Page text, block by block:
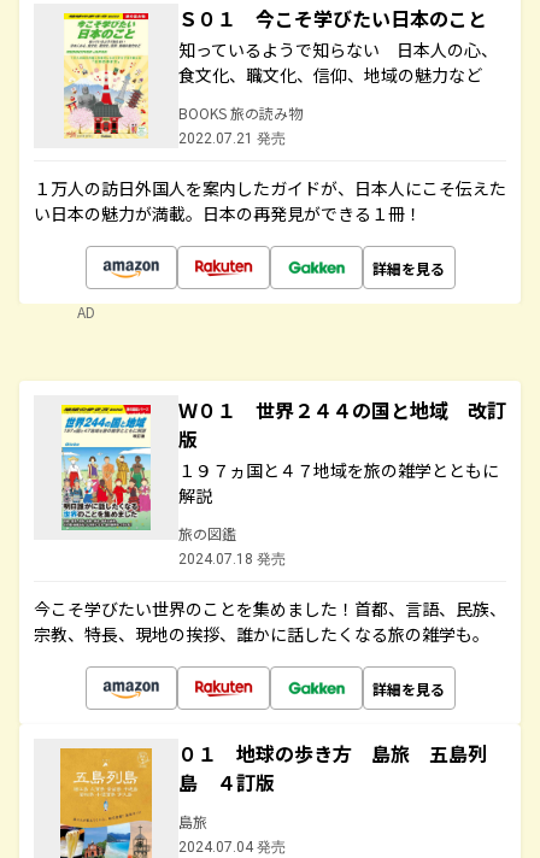
Ｓ０１ 今こそ学びたい日本のこと
知っているようで知らない 日本人の心、
食文化、職文化、信仰、地域の魅力など
BOOKS 旅の読み物
2022.07.21 発売
１万人の訪日外国人を案内したガイドが、日本人にこそ伝えた
い日本の魅力が満載。日本の再発見ができる１冊！
詳細を見る
AD
Ｗ０１ 世界２４４の国と地域 改訂
版
１９７ヵ国と４７地域を旅の雑学とともに
解説
旅の図鑑
2024.07.18 発売
今こそ学びたい世界のことを集めました！首都、言語、民族、
宗教、特長、現地の挨拶、誰かに話したくなる旅の雑学も。
詳細を見る
０１ 地球の歩き方 島旅 五島列
島 ４訂版
島旅
2024.07.04 発売